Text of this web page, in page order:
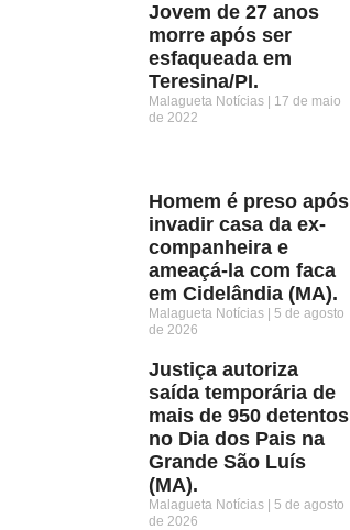
Jovem de 27 anos
morre após ser
esfaqueada em
Teresina/PI.
Malagueta Notícias
17 de maio
de 2022
Homem é preso após
invadir casa da ex-
companheira e
ameaçá-la com faca
em Cidelândia (MA).
Malagueta Notícias
5 de agosto
de 2026
Justiça autoriza
saída temporária de
mais de 950 detentos
no Dia dos Pais na
Grande São Luís
(MA).
Malagueta Notícias
5 de agosto
de 2026